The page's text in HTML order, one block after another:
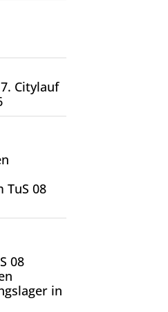
Citylauf
TuS 08
08
in